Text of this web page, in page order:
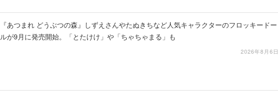
『あつまれ どうぶつの森』しずえさんやたぬきちなど人気キャラクターのフロッキードー
ルが9月に発売開始。「とたけけ」や「ちゃちゃまる」も
2026年8月6日